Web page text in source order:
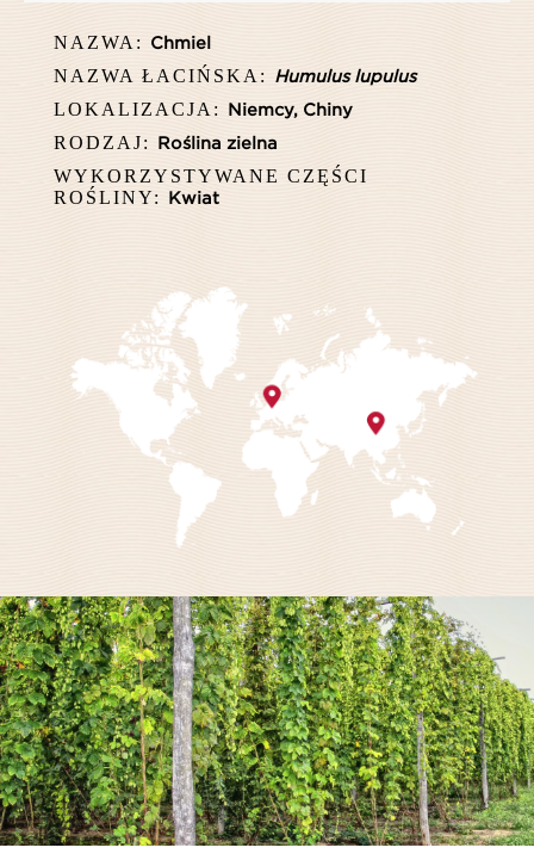
NAZWA: Chmiel
NAZWA ŁACIŃSKA: Humulus lupulus
LOKALIZACJA: Niemcy, Chiny
RODZAJ: Roślina zielna
WYKORZYSTYWANE CZĘŚCI
ROŚLINY: Kwiat